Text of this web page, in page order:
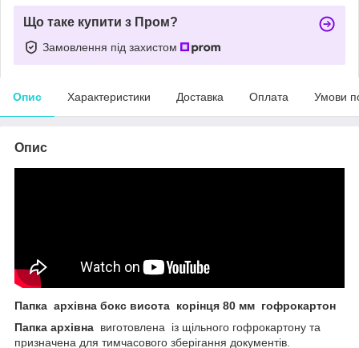
Що таке купити з Пром?
Замовлення під захистом
Опис Характеристики Доставка Оплата Умови
Опис
Папка архівна бокс висота корінця 80 мм гофрокартон
Папка архівна виготовлена із щільного гофрокартону та
призначена для тимчасового зберігання документів.